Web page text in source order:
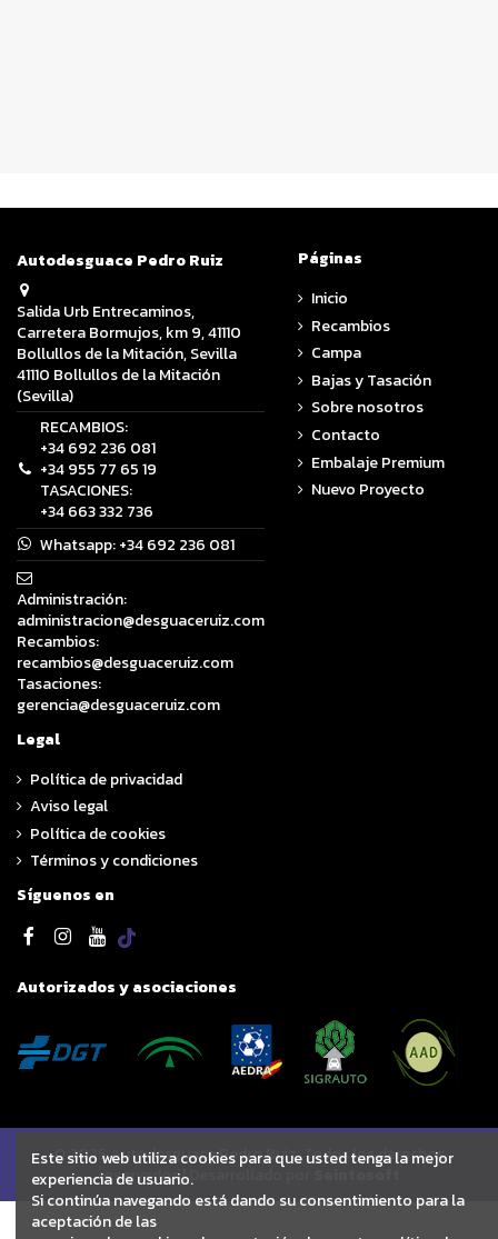
Autodesguace Pedro Ruiz
Salida Urb Entrecaminos,
Carretera Bormujos, km 9, 41110
Bollullos de la Mitación, Sevilla
41110 Bollullos de la Mitación
(Sevilla)
RECAMBIOS:
+34 692 236 081
+34 955 77 65 19
TASACIONES:
+34 663 332 736
Whatsapp:+34 692 236 081
Administración:
administracion@desguaceruiz.com
Recambios:
recambios@desguaceruiz.com
Tasaciones:
gerencia@desguaceruiz.com
Páginas
Inicio
Recambios
Campa
Bajas y Tasación
Sobre nosotros
Contacto
Embalaje Premium
Nuevo Proyecto
Legal
Política de privacidad
Aviso legal
Política de cookies
Términos y condiciones
Síguenos en
Autorizados y asociaciones
© 2025 Autodesguace Pedro Ruiz. Todos los derechos
reservados | Desarrollado por
Este sitio web utiliza cookies para que usted tenga la mejor
experiencia de usuario.
Si continúa navegando está dando su consentimiento para la
aceptación de las